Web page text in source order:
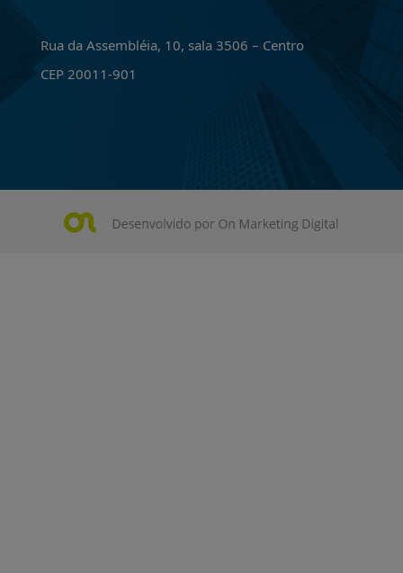
Rua da Assembléia, 10, sala 3506 – Centro
CEP 20011-901